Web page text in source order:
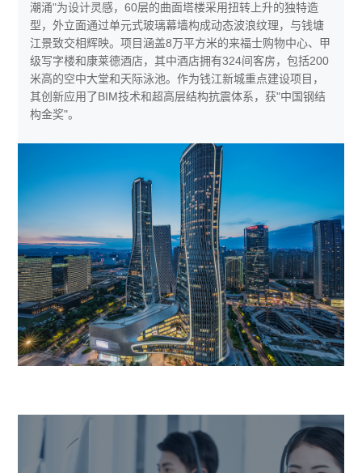
潮涌"为设计灵感，60层的曲面塔楼采用扭转上升的独特造
型，外立面通过单元式玻璃幕墙构成动态波浪纹理，与钱塘
江景致交相辉映。项目涵盖8万平方米的来福士购物中心、甲
级写字楼和康莱德酒店，其中酒店拥有324间客房，包括200
米高的空中大堂和天际泳池。作为钱江新城重点建设项目，
其创新应用了BIM技术和超高层结构抗震体系，获"中国钢结
构金奖"。